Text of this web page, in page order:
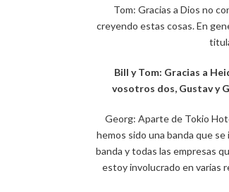
Tom: Gracias a Dios no
creyendo estas cosas. En
Bill y Tom: Gracias a
vosotros dos, Gustav y
Georg: Aparte de Tokio
hemos sido una banda que
banda y todas las empresas
estoy involucrado en varias